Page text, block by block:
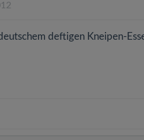
deftigen Kneipen-